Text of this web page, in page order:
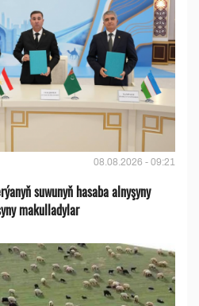
08.08.2026 - 09:21
suwunyň hasaba alnyşyny
makulladylar